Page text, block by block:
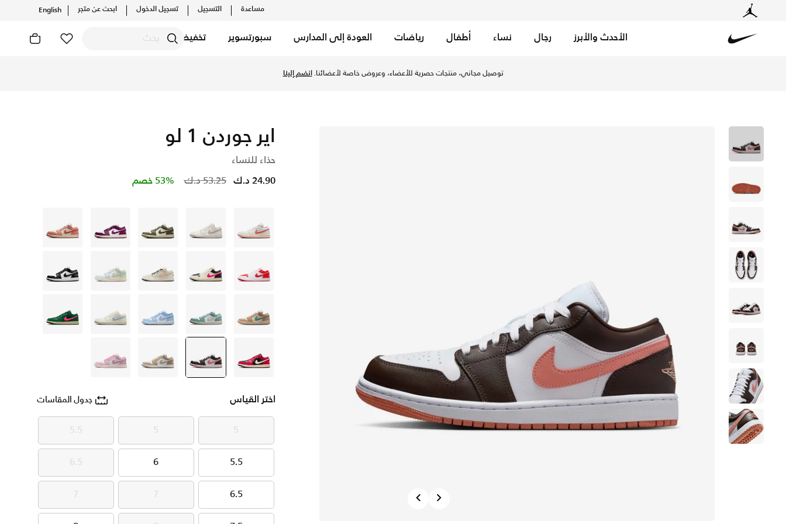
مساعدة التسجيل تسجيل الدخول ابحث عن متجر English
الأحدث والأبرز رجال نساء أطفال رياضات العودة إلى المدارس سبورتسوير تخفيضات
توصيل مجاني، منتجات حصرية للأعضاء، وعروض خاصة لأعضائنا.انضم إلينا
Next
اير جوردن 1 لو
حذاء للنساء
Price reduced from
53.25 د.ك to 24.90 د.ك 53% خصم
ايفوري ايفوري أخضر بنفسجي أبيض
أبيض أبيض أبيض أبيض أسود
بنى أبيض أزرق أبيض أخضر
أحمر selected
أبيض بنى أحمر
اختر القياس جدول المقاسات
5
5
5
5
5.5
5.5
5.5
5.5
6
6
6.5
6.5
6.5
6.5
7
7
7
7